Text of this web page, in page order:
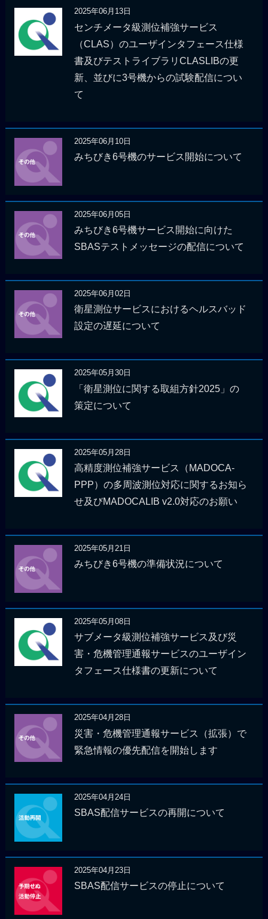
2025年06月13日
センチメータ級測位補強サービス
（CLAS）のユーザインタフェース仕様
書及びテストライブラリCLASLIBの更
新、並びに3号機からの試験配信につい
て
2025年06月10日
みちびき6号機のサービス開始について
2025年06月05日
みちびき6号機サービス開始に向けた
SBASテストメッセージの配信について
2025年06月02日
衛星測位サービスにおけるヘルスバッド
設定の遅延について
2025年05月30日
「衛星測位に関する取組方針2025」の
策定について
2025年05月28日
高精度測位補強サービス（MADOCA-
PPP）の多周波測位対応に関するお知ら
せ及びMADOCALIB v2.0対応のお願い
2025年05月21日
みちびき6号機の準備状況について
2025年05月08日
サブメータ級測位補強サービス及び災
害・危機管理通報サービスのユーザイン
タフェース仕様書の更新について
2025年04月28日
災害・危機管理通報サービス（拡張）で
緊急情報の優先配信を開始します
2025年04月24日
SBAS配信サービスの再開について
2025年04月23日
SBAS配信サービスの停止について